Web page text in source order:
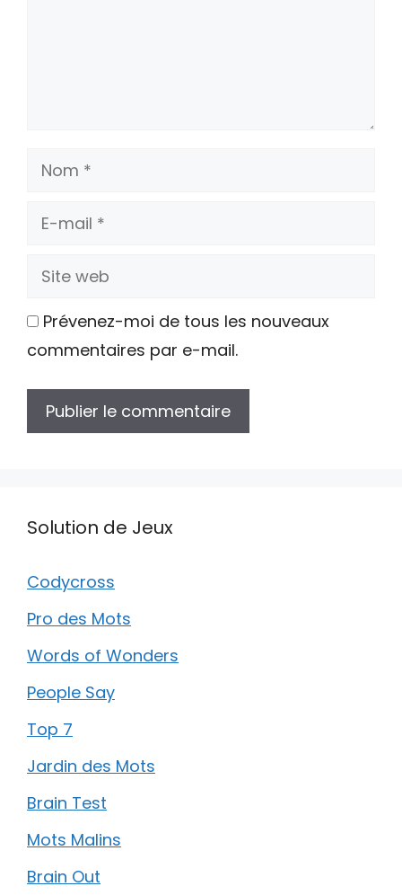
Nom
E-
Site
Prévenez-moi de tous les nouveaux
commentaires par e-mail.
Solution de Jeux
Codycross
Pro des Mots
Words of Wonders
People Say
Top 7
Jardin des Mots
Brain Test
Mots Malins
Brain Out